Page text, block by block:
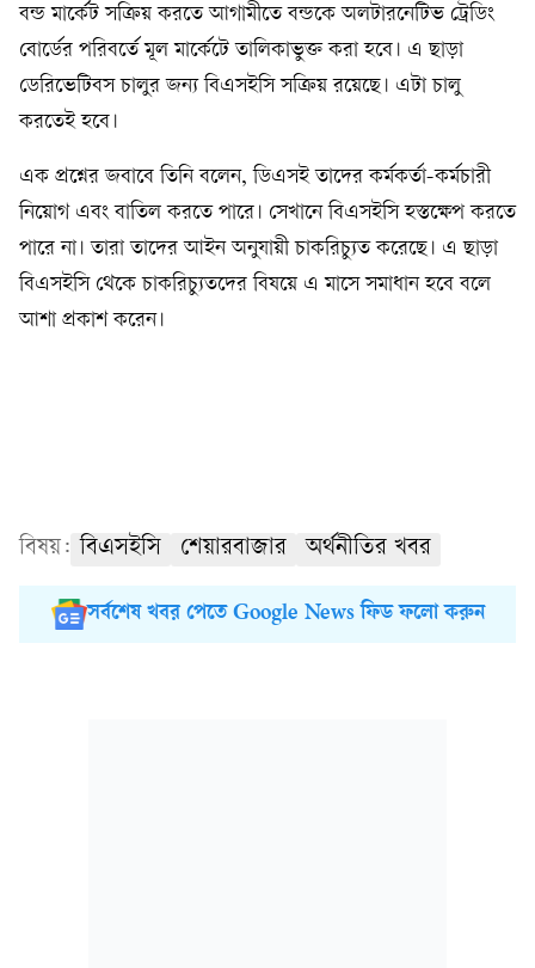
বন্ড মার্কেট সক্রিয় করতে আগামীতে বন্ডকে অলটারনেটিভ ট্রেডিং
বোর্ডের পরিবর্তে মূল মার্কেটে তালিকাভুক্ত করা হবে। এ ছাড়া
ডেরিভেটিবস চালুর জন্য বিএসইসি সক্রিয় রয়েছে। এটা চালু
করতেই হবে।
এক প্রশ্নের জবাবে তিনি বলেন, ডিএসই তাদের কর্মকর্তা-কর্মচারী
নিয়োগ এবং বাতিল করতে পারে। সেখানে বিএসইসি হস্তক্ষেপ করতে
পারে না। তারা তাদের আইন অনুযায়ী চাকরিচ্যুত করেছে। এ ছাড়া
বিএসইসি থেকে চাকরিচ্যুতদের বিষয়ে এ মাসে সমাধান হবে বলে
আশা প্রকাশ করেন।
বিষয়: বিএসইসি শেয়ারবাজার অর্থনীতির খবর
সর্বশেষ খবর পেতে Google News ফিড ফলো করুন